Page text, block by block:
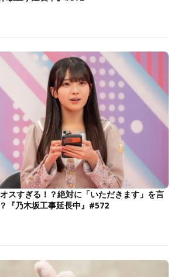
スすぎる！？絶対に「いただきます」を言
『乃木坂工事延長中』#572